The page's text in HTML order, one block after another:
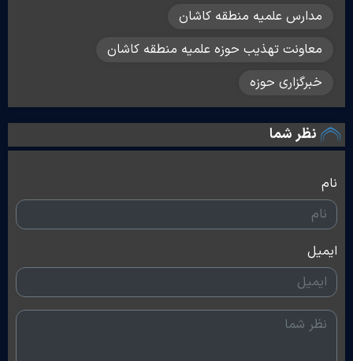
مدارس علمیه منطقه کاشان
معاونت تهذیب حوزه علمیه منطقه کاشان
خبرگزاری حوزه
نظر شما
نام
ایمیل